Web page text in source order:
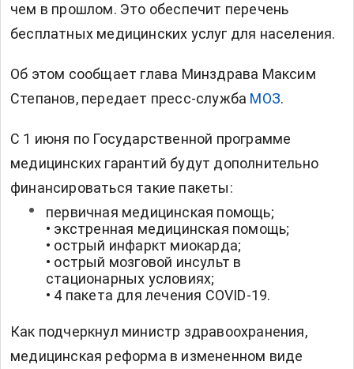
чем в прошлом. Это обеспечит перечень
бесплатных медицинских услуг для населения.
Об этом сообщает глава Минздрава Максим
Степанов, передает пресс-служба МОЗ.
С 1 июня по Государственной программе
медицинских гарантий будут дополнительно
финансироваться такие пакеты:
первичная медицинская помощь;
• экстренная медицинская помощь;
• острый инфаркт миокарда;
• острый мозговой инсульт в
стационарных условиях;
• 4 пакета для лечения COVID-19.
Как подчеркнул министр здравоохранения,
медицинская реформа в измененном виде